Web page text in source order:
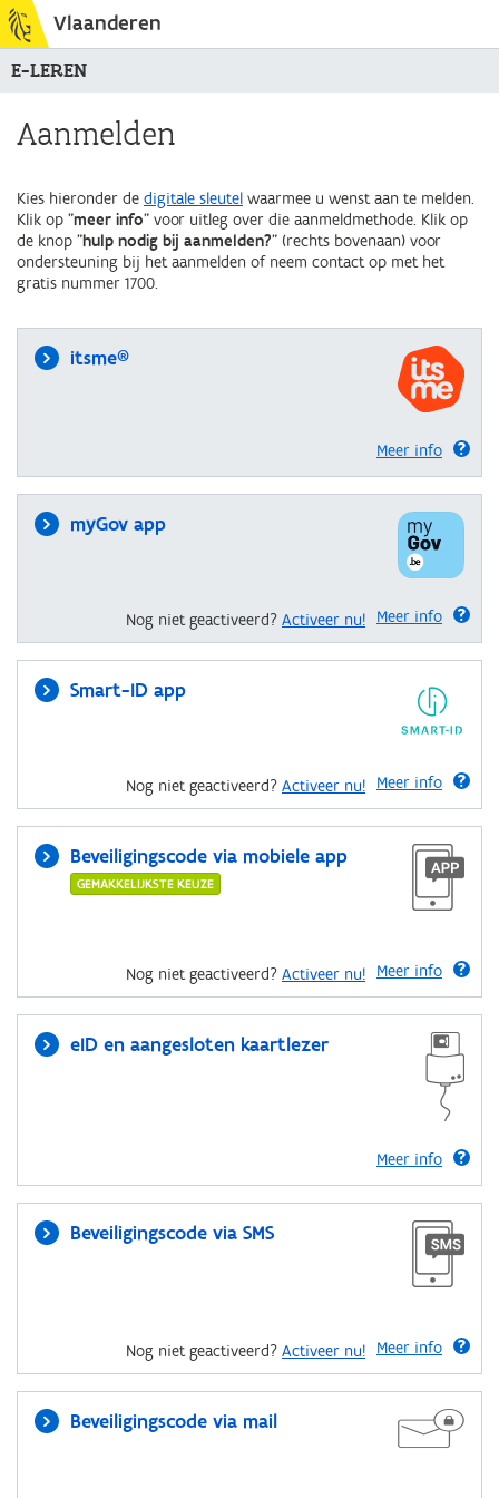
Vlaanderen
E-LEREN
Aanmelden
Kies hieronder de digitale sleutel waarmee u wenst aan te melden.
Klik op "meer info" voor uitleg over die aanmeldmethode. Klik op
de knop "hulp nodig bij aanmelden?" (rechts bovenaan) voor
ondersteuning bij het aanmelden of neem contact op met het
gratis nummer 1700.
itsme®
Meer info
myGov app
Meer info
Nog niet geactiveerd? Activeer nu!
Smart-ID app
Meer info
Nog niet geactiveerd? Activeer nu!
Beveiligingscode via mobiele app
GEMAKKELIJKSTE KEUZE
Meer info
Nog niet geactiveerd? Activeer nu!
eID en aangesloten kaartlezer
Meer info
Beveiligingscode via SMS
Meer info
Nog niet geactiveerd? Activeer nu!
Beveiligingscode via mail